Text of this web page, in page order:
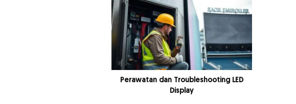
Perawatan dan Troubleshooting LED
Display